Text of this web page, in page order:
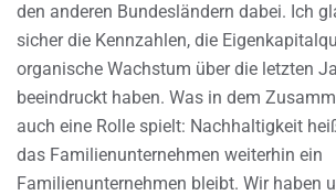
den anderen Bundesländern dabei. Ich
sicher die Kennzahlen, die
organische Wachstum über die letzten
beeindruckt haben. Was in dem
auch eine Rolle spielt: Nachhaltigkeit
das Familienunternehmen weiterhin ein
Familienunternehmen bleibt. Wir haben